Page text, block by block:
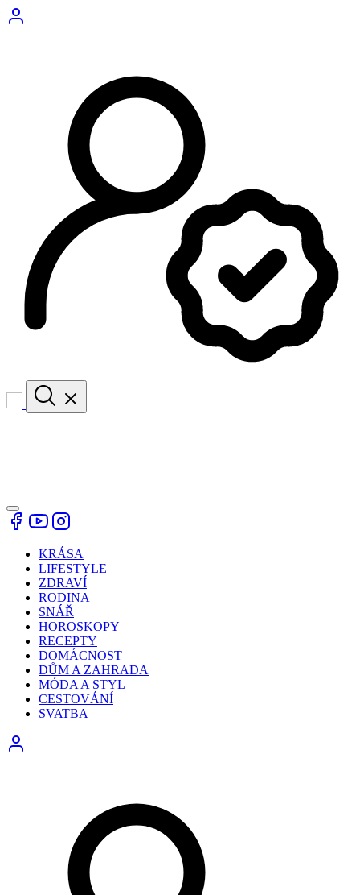
KRÁSA
LIFESTYLE
ZDRAVÍ
RODINA
SNÁŘ
HOROSKOPY
RECEPTY
DOMÁCNOST
DŮM A ZAHRADA
MÓDA A STYL
CESTOVÁNÍ
SVATBA